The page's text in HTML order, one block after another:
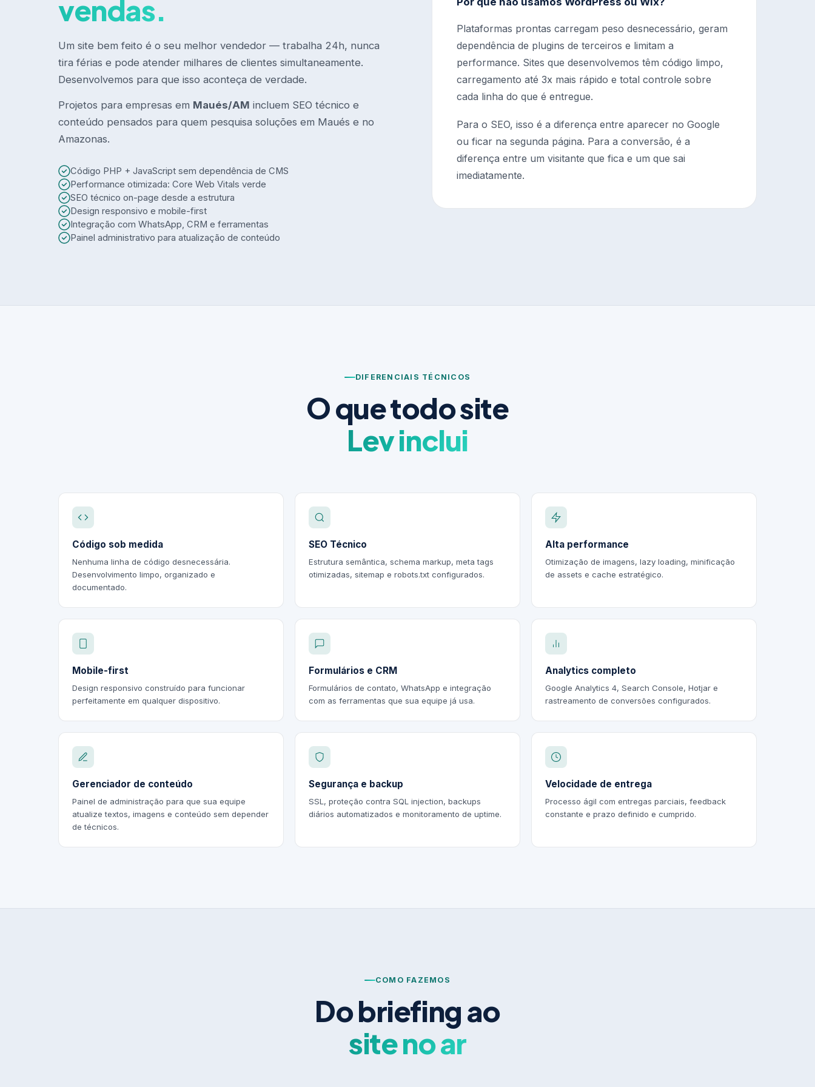
vendas.
Um site bem feito é o seu melhor vendedor — trabalha 24h, nunca
tira férias e pode atender milhares de clientes simultaneamente.
Desenvolvemos para que isso aconteça de verdade.
Projetos para empresas em Maués/AM incluem SEO técnico e
conteúdo pensados para quem pesquisa soluções em Maués e no
Amazonas.
Código PHP + JavaScript sem dependência de CMS
Performance otimizada: Core Web Vitals verde
SEO técnico on-page desde a estrutura
Design responsivo e mobile-first
Integração com WhatsApp, CRM e ferramentas
Painel administrativo para atualização de conteúdo
Plataformas prontas carregam peso desnecessário, geram
dependência de plugins de terceiros e limitam a
performance. Sites que desenvolvemos têm código limpo,
carregamento até 3x mais rápido e total controle sobre
cada linha do que é entregue.
Para o SEO, isso é a diferença entre aparecer no Google
ou ficar na segunda página. Para a conversão, é a
diferença entre um visitante que fica e um que sai
imediatamente.
DIFERENCIAIS TÉCNICOS
O que todo site
Lev inclui
Código sob medida
Nenhuma linha de código desnecessária.
Desenvolvimento limpo, organizado e
documentado.
SEO Técnico
Estrutura semântica, schema markup, meta tags
otimizadas, sitemap e robots.txt configurados.
Alta performance
Otimização de imagens, lazy loading, minificação
de assets e cache estratégico.
Mobile-first
Design responsivo construído para funcionar
perfeitamente em qualquer dispositivo.
Formulários e CRM
Formulários de contato, WhatsApp e integração
com as ferramentas que sua equipe já usa.
Analytics completo
Google Analytics 4, Search Console, Hotjar e
rastreamento de conversões configurados.
Gerenciador de conteúdo
Painel de administração para que sua equipe
atualize textos, imagens e conteúdo sem depender
de técnicos.
Segurança e backup
SSL, proteção contra SQL injection, backups
diários automatizados e monitoramento de uptime.
Velocidade de entrega
Processo ágil com entregas parciais, feedback
constante e prazo definido e cumprido.
COMO FAZEMOS
Do briefing ao
site no ar